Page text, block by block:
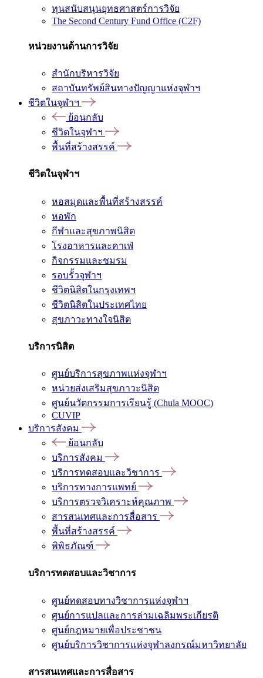
ทุนสนับสนุนยุทธศาสตร์การวิจัย
The Second Century Fund Office (C2F)
หน่วยงานด้านการวิจัย
สำนักบริหารวิจัย
สถาบันทรัพย์สินทางปัญญาแห่งจุฬาฯ
ชีวิตในจุฬาฯ
ย้อนกลับ
ชีวิตในจุฬาฯ
พื้นที่สร้างสรรค์
ชีวิตในจุฬาฯ
หอสมุดและพื้นที่สร้างสรรค์
หอพัก
กีฬาและสุขภาพนิสิต
โรงอาหารและคาเฟ่
กิจกรรมและชมรม
รอบรั้วจุฬาฯ
ชีวิตนิสิตในกรุงเทพฯ
ชีวิตนิสิตในประเทศไทย
สุขภาวะทางใจนิสิต
บริการนิสิต
ศูนย์บริการสุขภาพแห่งจุฬาฯ
หน่วยส่งเสริมสุขภาวะนิสิต
ศูนย์นวัตกรรมการเรียนรู้ (Chula MOOC)
CUVIP
บริการสังคม
ย้อนกลับ
บริการสังคม
บริการทดสอบและวิชาการ
บริการทางการแพทย์
บริการตรวจวิเคราะห์คุณภาพ
สารสนเทศและการสื่อสาร
พื้นที่สร้างสรรค์
พิพิธภัณฑ์
บริการทดสอบและวิชาการ
ศูนย์ทดสอบทางวิชาการแห่งจุฬาฯ
ศูนย์การแปลและการล่ามเฉลิมพระเกียรติ
ศูนย์กฎหมายเพื่อประชาชน
ศูนย์บริการวิชาการแห่งจุฬาลงกรณ์มหาวิทยาลัย
สารสนเทศและการสื่อสาร